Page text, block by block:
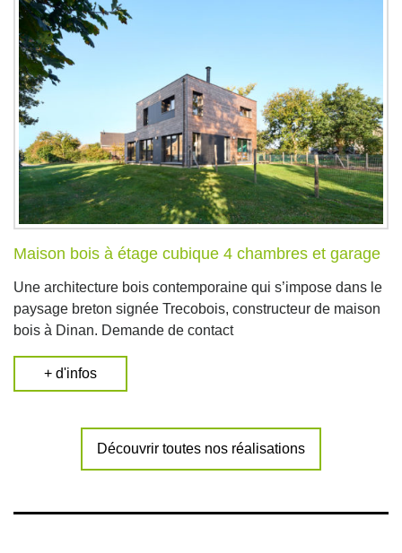
Maison bois à étage cubique 4 chambres et garage
Une architecture bois contemporaine qui s’impose dans le
paysage breton signée Trecobois, constructeur de maison
bois à Dinan. Demande de contact
+ d'infos
Découvrir toutes nos réalisations